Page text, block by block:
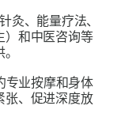
灸、能量疗法、
）和中医咨询等
专业按摩和身体
张、促进深度放